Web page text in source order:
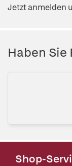
Jetzt anmelden
Haben Sie
Shop-